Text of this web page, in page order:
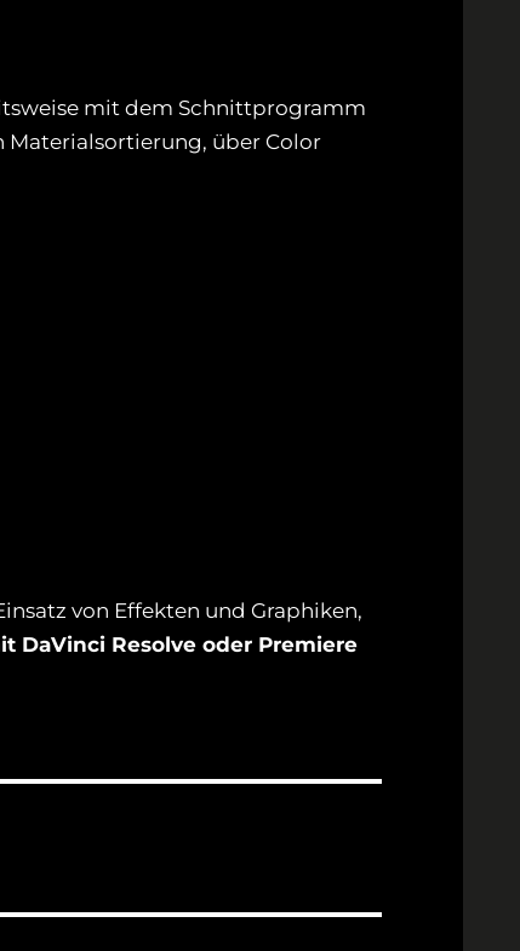
mit dem Schnittprogramm
über Color
von Effekten und Graphiken,
DaVinci Resolve oder Premiere